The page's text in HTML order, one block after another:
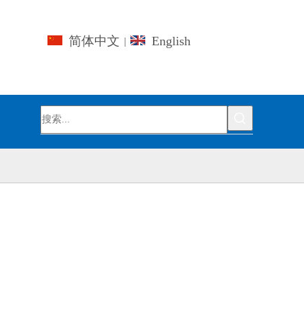
简体中文 | English